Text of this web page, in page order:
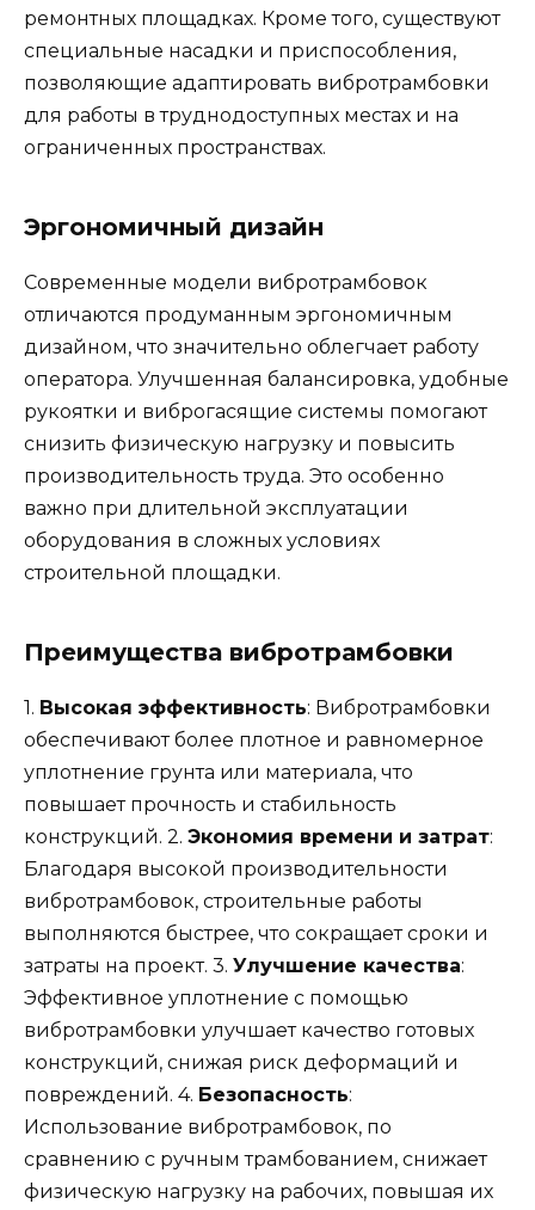
ремонтных площадках. Кроме того, существуют
специальные насадки и приспособления,
позволяющие адаптировать вибротрамбовки
для работы в труднодоступных местах и на
ограниченных пространствах.
Эргономичный дизайн
Современные модели вибротрамбовок
отличаются продуманным эргономичным
дизайном, что значительно облегчает работу
оператора. Улучшенная балансировка, удобные
рукоятки и виброгасящие системы помогают
снизить физическую нагрузку и повысить
производительность труда. Это особенно
важно при длительной эксплуатации
оборудования в сложных условиях
строительной площадки.
Преимущества вибротрамбовки
1. Высокая эффективность: Вибротрамбовки
обеспечивают более плотное и равномерное
уплотнение грунта или материала, что
повышает прочность и стабильность
конструкций. 2. Экономия времени и затрат:
Благодаря высокой производительности
вибротрамбовок, строительные работы
выполняются быстрее, что сокращает сроки и
затраты на проект. 3. Улучшение качества:
Эффективное уплотнение с помощью
вибротрамбовки улучшает качество готовых
конструкций, снижая риск деформаций и
повреждений. 4. Безопасность:
Использование вибротрамбовок, по
сравнению с ручным трамбованием, снижает
физическую нагрузку на рабочих, повышая их